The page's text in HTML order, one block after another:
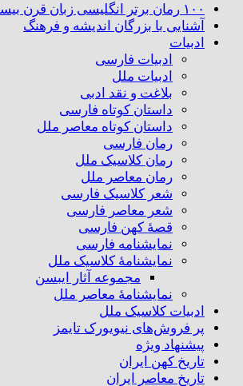
۱۰۰ رمان برتر انگلیسی زبان قرن بیست
آشنایی با بزرگان اندیشه و فرهنگ
ادبیات
ادبیات فارسی
ادبیات ملل
بلاغت و نقد ادبی
داستان کوتاه فارسی
داستان کوتاه معاصر ملل
رمان فارسی
رمان کلاسیک ملل
رمان معاصر ملل
شعر کلاسیک فارسی
شعر معاصر فارسی
قصهٔ کهن فارسی
نمایشنامه فارسی
نمایشنامهٔ کلاسیک ملل
مجموعه آثار ایبسن
نمایشنامهٔ معاصر ملل
ادبیات کلاسیک ملل
پر فروش‌های نیویورک تایمز
پیشنهاد ویژه
تاریخ کهن ایران
تاریخ معاصر ایران